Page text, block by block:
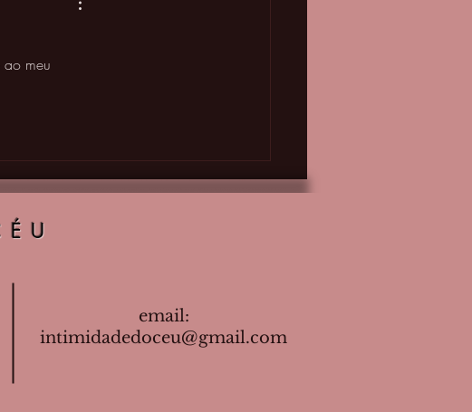
ao meu
email:
intimidadedoceu@gmail.com